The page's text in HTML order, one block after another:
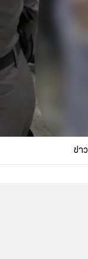
ข่าว